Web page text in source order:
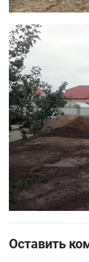
Оставить